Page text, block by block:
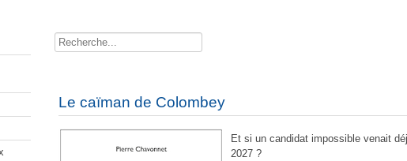
Rechercher
Le caïman de Colombey
Et si un candidat impossible venait
2027 ?